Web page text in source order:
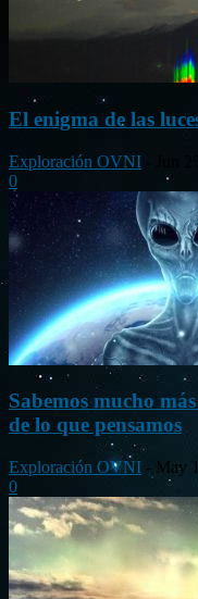
El enigma de las
Exploración OVNI
Jun
0
Sabemos mucho
de lo que pensamos
Exploración OVNI - May
0